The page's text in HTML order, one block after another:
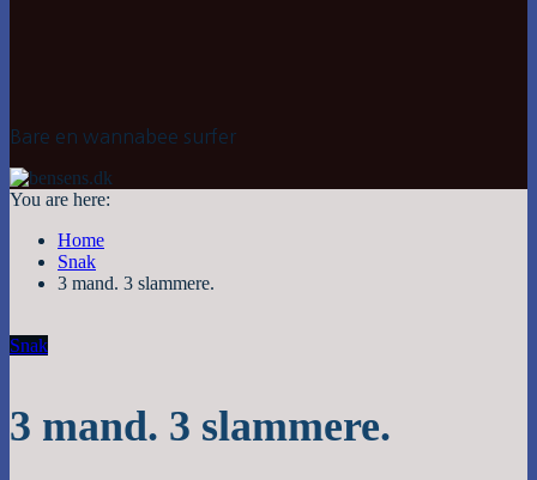
Bare en wannabee surfer
You are here:
Home
Snak
3 mand. 3 slammere.
Snak
3 mand. 3 slammere.